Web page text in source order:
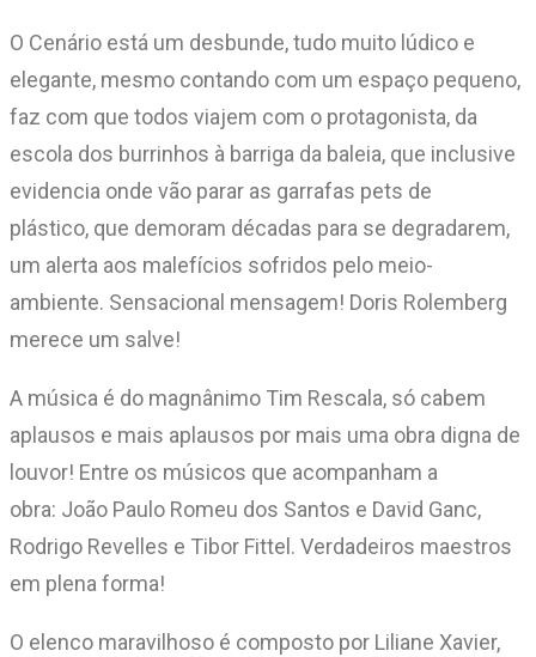
O Cenário está um desbunde, tudo muito lúdico e
elegante, mesmo contando com um espaço pequeno,
faz com que todos viajem com o protagonista, da
escola dos burrinhos à barriga da baleia, que inclusive
evidencia onde vão parar as garrafas pets de
plástico, que demoram décadas para se degradarem,
um alerta aos malefícios sofridos pelo meio-
ambiente. Sensacional mensagem! Doris Rolemberg
merece um salve!
A música é do magnânimo Tim Rescala, só cabem
aplausos e mais aplausos por mais uma obra digna de
louvor! Entre os músicos que acompanham a
obra: João Paulo Romeu dos Santos e David Ganc,
Rodrigo Revelles e Tibor Fittel. Verdadeiros maestros
em plena forma!
O elenco maravilhoso é composto por Liliane Xavier,